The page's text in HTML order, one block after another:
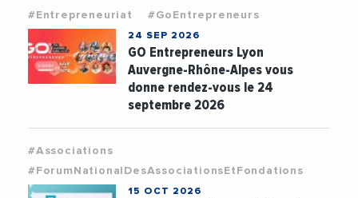
#Entrepreneuriat #GoEntrepreneurs
24 SEP 2026
GO Entrepreneurs Lyon
Auvergne-Rhône-Alpes vous
donne rendez-vous le 24
septembre 2026
#Associations
#ForumNationalDesAssociationsEtFondations
15 OCT 2026